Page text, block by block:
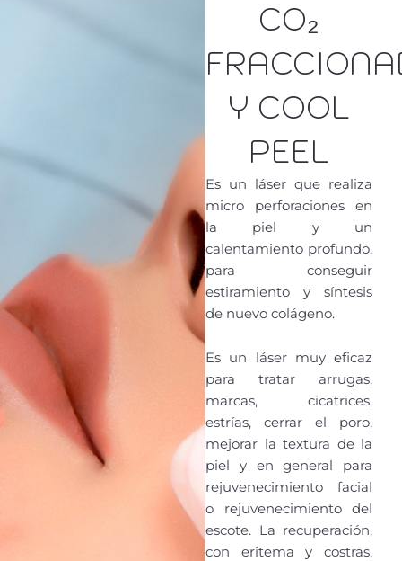
CO₂
Y COOL
PEEL
Es un láser que realiza
micro perforaciones en
la piel y un
calentamiento profundo,
para conseguir
estiramiento y síntesis
de nuevo colágeno.
Es un láser muy eficaz
para tratar arrugas,
marcas, cicatrices,
estrías, cerrar el poro,
mejorar la textura de la
piel y en general para
rejuvenecimiento facial
o rejuvenecimiento del
escote. La recuperación,
con eritema y costras,